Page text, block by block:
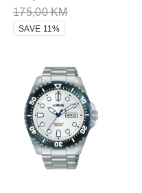
175,00KM
SAVE 11%